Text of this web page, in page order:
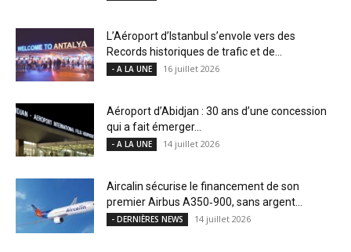
L’Aéroport d’Istanbul s’envole vers des
Records historiques de trafic et de...
- A LA UNE 16 juillet 2026
Aéroport d’Abidjan : 30 ans d’une concession
qui a fait émerger...
- A LA UNE 14 juillet 2026
Aircalin sécurise le financement de son
premier Airbus A350‑900, sans argent...
- DERNIÈRES NEWS 14 juillet 2026